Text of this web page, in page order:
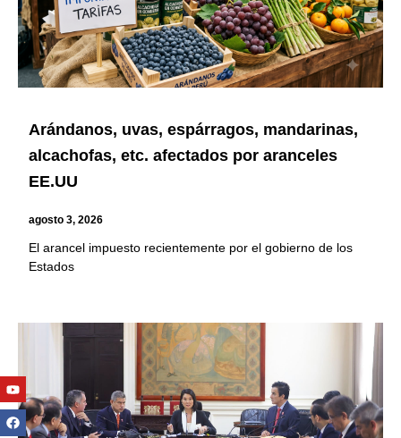
Arándanos, uvas, espárragos, mandarinas,
alcachofas, etc. afectados por aranceles
EE.UU
agosto 3, 2026
El arancel impuesto recientemente por el gobierno de los
Estados
Youtube
Facebook
Twitter
Linkedin
Instagram